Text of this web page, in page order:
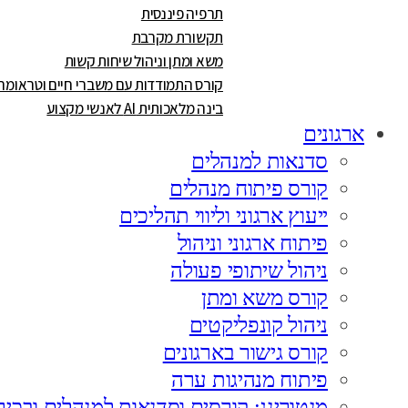
תרפיה פיננסית
תקשורת מקרבת
משא ומתן וניהול שיחות קשות
קורס התמודדות עם משברי חיים
בינה מלאכותית AI לאנשי מקצוע
ארגונים
סדנאות למנהלים
קורס פיתוח מנהלים
ייעוץ ארגוני וליווי תהליכים
פיתוח ארגוני וניהול
ניהול שיתופי פעולה
קורס משא ומתן
ניהול קונפליקטים
קורס גישור בארגונים
פיתוח מנהיגות ערה